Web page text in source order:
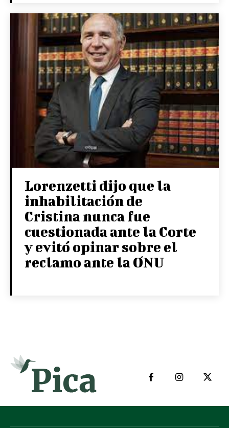
Lorenzetti dijo que la
inhabilitación de
Cristina nunca fue
cuestionada ante la Corte
y evitó opinar sobre el
reclamo ante la ONU